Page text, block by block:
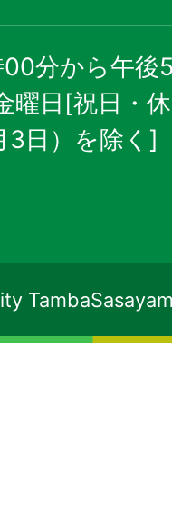
分から午後
曜日[祝日・
3日）を除く]